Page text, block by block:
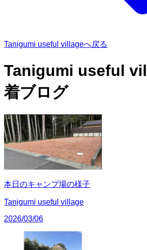
Tanigumi useful villageへ戻る
Tanigumi useful
着ブログ
本日のキャンプ場の様子
Tanigumi useful village
2026/03/06